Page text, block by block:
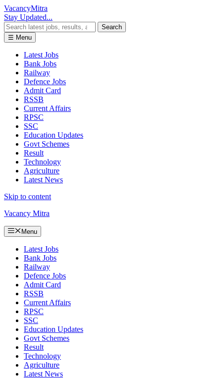
VacancyMitra
Stay Updated...
Search
☰ Menu
Latest Jobs
Bank Jobs
Railway
Defence Jobs
Admit Card
RSSB
Current Affairs
RPSC
SSC
Education Updates
Govt Schemes
Result
Technology
Agriculture
Latest News
Skip to content
Vacancy Mitra
Menu
Latest Jobs
Bank Jobs
Railway
Defence Jobs
Admit Card
RSSB
Current Affairs
RPSC
SSC
Education Updates
Govt Schemes
Result
Technology
Agriculture
Latest News